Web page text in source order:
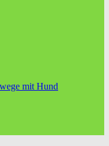
mit Hund